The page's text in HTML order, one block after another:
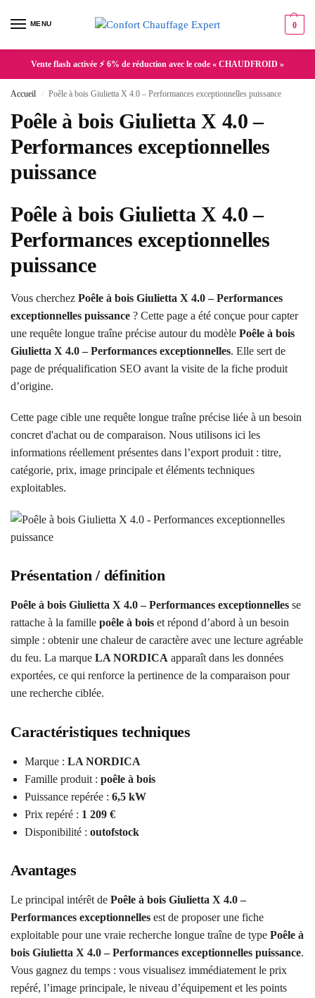
MENU 0
Vente flash activée ⚡ 6% de réduction avec le code « CHAUDFROID »
Accueil / Poêle à bois Giulietta X 4.0 – Performances exceptionnelles puissance
Poêle à bois Giulietta X 4.0 –
Performances exceptionnelles
puissance
Poêle à bois Giulietta X 4.0 –
Performances exceptionnelles
puissance
Vous cherchez Poêle à bois Giulietta X 4.0 – Performances
exceptionnelles puissance ? Cette page a été conçue pour capter
une requête longue traîne précise autour du modèle Poêle à bois
Giulietta X 4.0 – Performances exceptionnelles. Elle sert de
page de préqualification SEO avant la visite de la fiche produit
d’origine.
Cette page cible une requête longue traîne précise liée à un besoin
concret d'achat ou de comparaison. Nous utilisons ici les
informations réellement présentes dans l’export produit : titre,
catégorie, prix, image principale et éléments techniques
exploitables.
Présentation / définition
Poêle à bois Giulietta X 4.0 – Performances exceptionnelles se
rattache à la famille poêle à bois et répond d’abord à un besoin
simple : obtenir une chaleur de caractère avec une lecture agréable
du feu. La marque LA NORDICA apparaît dans les données
exportées, ce qui renforce la pertinence de la comparaison pour
une recherche ciblée.
Caractéristiques techniques
Marque : LA NORDICA
Famille produit : poêle à bois
Puissance repérée : 6,5 kW
Prix repéré : 1 209 €
Disponibilité : outofstock
Avantages
Le principal intérêt de Poêle à bois Giulietta X 4.0 –
Performances exceptionnelles est de proposer une fiche
exploitable pour une vraie recherche longue traîne de type Poêle à
bois Giulietta X 4.0 – Performances exceptionnelles puissance.
Vous gagnez du temps : vous visualisez immédiatement le prix
repéré, l’image principale, le niveau d’équipement et les points